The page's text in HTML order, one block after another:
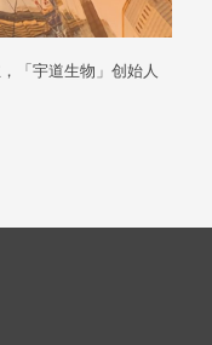
「宇道生物」创始人